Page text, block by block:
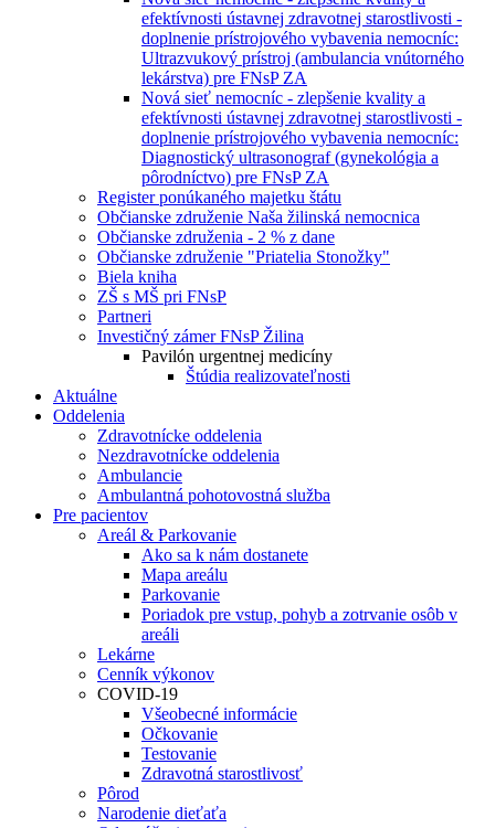
efektívnosti ústavnej zdravotnej starostlivosti -
doplnenie prístrojového vybavenia nemocníc:
Ultrazvukový prístroj (ambulancia vnútorného
lekárstva) pre FNsP ZA
Nová sieť nemocníc - zlepšenie kvality a
efektívnosti ústavnej zdravotnej starostlivosti -
doplnenie prístrojového vybavenia nemocníc:
Diagnostický ultrasonograf (gynekológia a
pôrodníctvo) pre FNsP ZA
Register ponúkaného majetku štátu
Občianske združenie Naša žilinská nemocnica
Občianske združenia - 2 % z dane
Občianske združenie "Priatelia Stonožky"
Biela kniha
ZŠ s MŠ pri FNsP
Partneri
Investičný zámer FNsP Žilina
Pavilón urgentnej medicíny
Štúdia realizovateľnosti
Aktuálne
Oddelenia
Zdravotnícke oddelenia
Nezdravotnícke oddelenia
Ambulancie
Ambulantná pohotovostná služba
Pre pacientov
Areál & Parkovanie
Ako sa k nám dostanete
Mapa areálu
Parkovanie
Poriadok pre vstup, pohyb a zotrvanie osôb v
areáli
Lekárne
Cenník výkonov
COVID-19
Všeobecné informácie
Očkovanie
Testovanie
Zdravotná starostlivosť
Pôrod
Narodenie dieťaťa